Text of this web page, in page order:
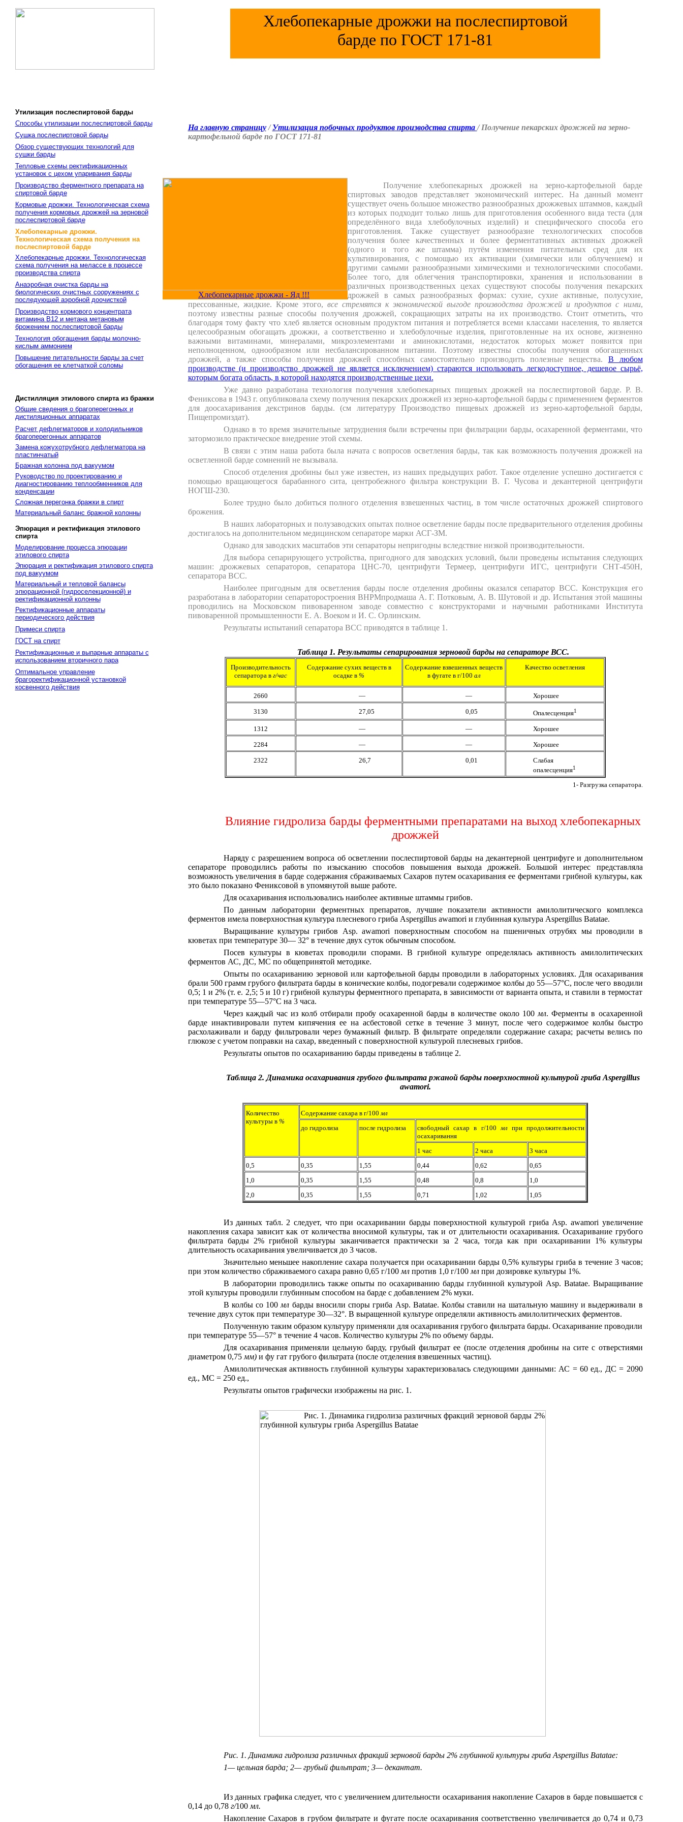
Хлебопекарные дрожжи на послеспиртовой
барде по ГОСТ 171-81
Утилизация послеспиртовой барды
Способы утилизации послеспиртовой барды
Сушка послеспиртовой барды
Обзор существующих технологий для
сушки барды
Тепловые схемы ректификационных
установок с цехом упаривания барды
Производство ферментного препарата на
спиртовой барде
Кормовые дрожжи. Технологическая схема
получения кормовых дрожжей на зерновой
послеспиртовой барде
Хлебопекарные дрожжи.
Технологическая схема получения на
послеспиртовой барде
Хлебопекарные дрожжи. Технологическая
схема получения на мелассе в процессе
производства спирта
Анаэробная очистка барды на
биологических очистных сооружениях с
последующей аэробной доочисткой
Производство кормового концентрата
витамина В12 и метана метановым
брожением послеспиртовой барды
Технология обогащения барды молочно-
кислым аммонием
Повышение питательности барды за счет
обогащения ее клетчаткой соломы
Дистилляция этилового спирта из бражки
Общие сведения о брагоперегонных и
дистиляционных аппаратах
Расчет дефлегматоров и холодильников
брагоперегонных аппаратов
Замена кожухотрубного дефлегматора на
пластинчатый
Бражная колонна под вакуумом
Руководство по проектированию и
диагностированию теплообменников для
конденсации
Сложная перегонка бражки в спирт
Материальный баланс бражной колонны
Эпюрация и ректификация этилового
спирта
Моделирование процесса эпюрации
этилового спирта
Эпюрация и ректификация этилового спирта
под вакуумом
Материальный и тепловой балансы
эпюрационной (гидроселекционной) и
ректификационной колонны
Ректификационные аппараты
периодического действия
Примеси спирта
ГОСТ на спирт
Ректификационные и выпарные аппараты с
использованием вторичного пара
Оптимальное управление
брагоректификационной установкой
косвенного действия
На главную страницу /Утилизация побочных продуктов производства спирта/ Получение пекарских дрожжей на зерно-
картофельной барде по ГОСТ 171-81
Хлебопекарные дрожжи - Яд !!!
Получение хлебопекарных дрожжей на зерно-картофельной барде
спиртовых заводов представляет экономический интерес. На данный момент
существует очень большое множество разнообразных дрожжевых штаммов, каждый
из которых подходит только лишь для приготовления особенного вида теста (для
определённого вида хлебобулочных изделий) и специфического способа его
приготовления. Также существует разнообразие технологических способов
получения более качественных и более ферментативных активных дрожжей
(одного и того же штамма) путём изменения питательных сред для их
культивирования, с помощью их активации (химически или облучением) и
другими самыми разнообразными химическими и технологическими способами.
Более того, для облегчения транспортировки, хранения и использовании в
различных производственных цехах существуют способы получения пекарских
дрожжей в самых разнообразных формах: сухие, сухие активные, полусухие,
прессованные, жидкие. Кроме этого, все стремятся к экономической выгоде производства дрожжей и продуктов с ними,
поэтому известны разные способы получения дрожжей, сокращающих затраты на их производство. Стоит отметить, что
благодаря тому факту что хлеб является основным продуктом питания и потребляется всеми классами населения, то является
целесообразным обогащать дрожжи, а соответственно и хлебобулочные изделия, приготовленные на их основе, жизненно
важными витаминами, минералами, микроэлементами и аминокислотами, недостаток которых может появится при
неполноценном, однообразном или несбалансированном питании. Поэтому известны способы получения обогащенных
дрожжей, а также способы получения дрожжей способных самостоятельно производить полезные вещества. В любом
производстве (и производство дрожжей не является исключением) стараются использовать легкодоступное, дешевое сырьё,
которым богата область, в которой находятся производственные цехи.
Уже давно разработана технология получения хлебопекарных пищевых дрожжей на послеспиртовой барде. Р. В.
Фениксова в 1943 г. опубликовала схему получения пекарских дрожжей из зерно-картофельной барды с применением ферментов
для доосахаривания декстринов барды. (см литературу Производство пищевых дрожжей из зерно-картофельной барды,
Пищепромиздат).
Однако в то время значительные затруднения были встречены при фильтрации барды, осахаренной ферментами, что
затормозило практическое внедрение этой схемы.
В связи с этим наша работа была начата с вопросов осветления барды, так как возможность получения дрожжей на
осветленной барде сомнений не вызывала.
Способ отделения дробины был уже известен, из наших предыдущих работ. Такое отделение успешно достигается с
помощью вращающегося барабанного сита, центробежного фильтра конструкции В. Г. Чусова и декантерной центрифуги
НОГШ-230.
Более трудно было добиться полного отделения взвешенных частиц, в том числе остаточных дрожжей спиртового
брожения.
В наших лабораторных и полузаводских опытах полное осветление барды после предварительного отделения дробины
достигалось на дополнительном медицинском сепараторе марки АСГ-ЗМ.
Однако для заводских масштабов эти сепараторы непригодны вследствие низкой производительности.
Для выбора сепарирующего устройства, пригодного для заводских условий, были проведены испытания следующих
машин: дрожжевых сепараторов, сепаратора ЦНС-70, центрифуги Термеер, центрифуги ИГС, центрифуги СНТ-450Н,
сепаратора ВСС.
Наиболее пригодным для осветления барды после отделения дробины оказался сепаратор ВСС. Конструкция его
разработана в лаборатории сепараторостроения ВНРМпродмаша А. Г. Потковым, А. В. Шутовой и др. Испытания этой машины
проводились на Московском пивоваренном заводе совместно с конструкторами и научными работниками Института
пивоваренной промышленности Е. А. Воеком и И. С. Орлинским.
Результаты испытаний сепаратора ВСС приводятся в таблице 1.
Таблица 1. Результаты сепарирования зерновой барды на сепараторе ВСС.
Производительность
сепаратора в г/час
Содержание сухих веществ в
осадке в %
Содержание взвешенных веществ
в фугате в г/100 ал
Качество осветления
2660 — — Хорошее
3130 27,05 0,05 Опалесценция1
1312 — — Хорошее
2284 — — Хорошее
2322 26,7 0,01
Слабая
опалесценция1
1-Разгрузка сепаратора.
Влияние гидролиза барды ферментными препаратами на выход хлебопекарных
дрожжей
Наряду с разрешением вопроса об осветлении послеспиртовой барды на декантерной центрифуге и дополнительном
сепараторе проводились работы по изысканию способов повышения выхода дрожжей. Большой интерес представляла
возможность увеличения в барде содержания сбраживаемых Сахаров путем осахаривания ее ферментами грибной культуры, как
это было показано Фениксовой в упомянутой выше работе.
Для осахаривания использовались наиболее активные штаммы грибов.
По данным лаборатории ферментных препаратов, лучшие показатели активности амилолитического комплекса
ферментов имела поверхностная культура плесневого гриба Aspergillus awamori и глубинная культура Aspergillus Batatae.
Выращивание культуры грибов Asp. awamori поверхностным способом на пшеничных отрубях мы проводили в
кюветах при температуре 30— 32° в течение двух суток обычным способом.
Посев культуры в кюветах проводили спорами. В грибной культуре определялась активность амилолитических
ферментов АС, ДС, МС по общепринятой методике.
Опыты по осахариванию зерновой или картофельной барды проводили в лабораторных условиях. Для осахаривания
брали 500 грамм грубого фильтрата барды в конические колбы, подогревали содержимое колбы до 55—57°С, после чего вводили
0,5; 1 и 2% (т. е. 2,5; 5 и 10 г) грибной культуры ферментного препарата, в зависимости от варианта опыта, и ставили в термостат
при температуре 55—57°С на 3 часа.
Через каждый час из колб отбирали пробу осахаренной барды в количестве около 100 мл. Ферменты в осахаренной
барде инактивировали путем кипячения ее на асбестовой сетке в течение 3 минут, после чего содержимое колбы быстро
расхолаживали и барду фильтровали через бумажный фильтр. В фильтрате определяли содержание сахара; расчеты велись по
глюкозе с учетом поправки на сахар, введенный с поверхностной культурой плесневых грибов.
Результаты опытов по осахариванию барды приведены в таблице 2.
Таблица 2. Динамика осахаривания грубого фильтрата ржаной барды поверхностной культурой гриба Аspergillus
awamori.
Количество
культуры в %
Содержание сахара в г/100мл
до гидролиза
после гидролиза свободный сахар в г/100мл при продолжительности
осахаривання
1 час
2 часа
3 часа
0,5
0,35 1,55 0,44 0,62
0,65
1,0
0,35 1,55 0,48 0,8
1,0
2,0
0,35 1,55 0,71 1,02 1,05
Из данных табл. 2 следует, что при осахаривании барды поверхностной культурой гриба Asp. awamori увеличение
накопления сахара зависит как от количества вносимой культуры, так и от длительности осахаривания. Осахаривание грубого
фильтрата барды 2% грибной культуры заканчивается практически за 2 часа, тогда как при осахаривании 1% культуры
длительность осахаривания увеличивается до 3 часов.
Значительно меньшее накопление сахара получается при осахаривании барды 0,5% культуры гриба в течение 3 часов;
при этом количество сбраживаемого сахара равно 0,65 г/100 мл против 1,0 г/100 мл при дозировке культуры 1%.
В лаборатории проводились также опыты по осахариванию барды глубинной культурой Asp. Batatae. Выращивание
этой культуры проводили глубинным способом на барде с добавлением 2% муки.
В колбы со 100 мл барды вносили споры гриба Asp. Batatae. Колбы ставили на шатальную машину и выдерживали в
течение двух суток при температуре 30—32°. В выращенной культуре определяли активность амилолитических ферментов.
Полученную таким образом культуру применяли для осахаривания грубого фильтрата барды. Осахаривание проводили
при температуре 55—57° в течение 4 часов. Количество культуры 2% по объему барды.
Для осахаривания применяли цельную барду, грубый фильтрат ее (после отделения дробины на сите с отверстиями
диаметром 0,75 мм) и фу гат грубого фильтрата (после отделения взвешенных частиц).
Амилолитическая активность глубинной культуры характеризовалась следующими данными: АС = 60 ед., ДС = 2090
ед., МС = 250 ед.,
Результаты опытов графически изображены на рис. 1.
Рис. 1. Динамика гидролиза различных фракций зерновой барды 2% глубинной культуры гриба Aspergillus Batatae:
1— цельная барда; 2— грубый фильтрат; 3— декантат.
Из данных графика следует, что с увеличением длительности осахаривания накопление Сахаров в барде повышается с
0,14 до 0,78 г/100 мл.
Накопление Сахаров в грубом фильтрате и фугате после осахаривания соответственно увеличивается до 0,74 и 0,73